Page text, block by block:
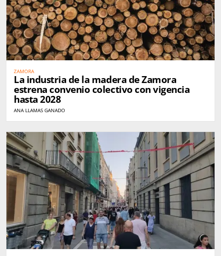
ZAMORA
La industria de la madera de Zamora
estrena convenio colectivo con vigencia
hasta 2028
ANA LLAMAS GANADO